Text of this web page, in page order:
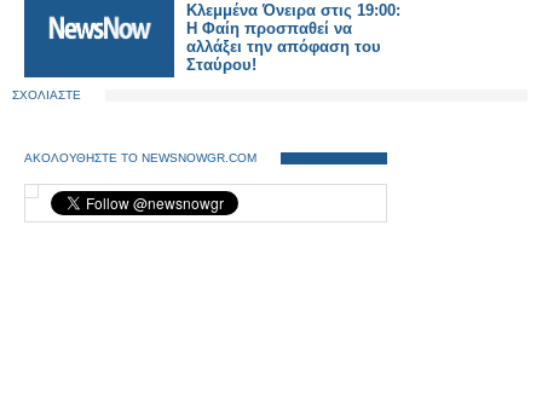
Κλεμμένα Όνειρα στις 19:00:
Η Φαίη προσπαθεί να
αλλάξει την απόφαση του
Σταύρου!
ΣΧΟΛΙΑΣΤΕ
ΑΚΟΛΟΥΘΗΣΤΕ ΤΟ NEWSNOWGR.COM